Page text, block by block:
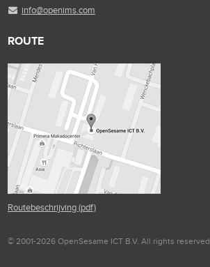
info@openims.com
ROUTE
Routebeschrijving (pdf)
© 2001-2026 OpenSesame ICT B.V. All rights reserved